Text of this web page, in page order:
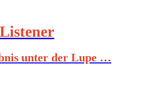
unter der Lupe …